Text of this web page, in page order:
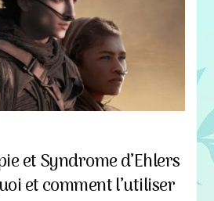
et Syndrome d’Ehlers
et comment l’utiliser